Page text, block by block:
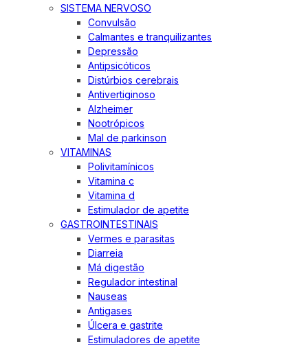
SISTEMA NERVOSO
Convulsão
Calmantes e tranquilizantes
Depressão
Antipsicóticos
Distúrbios cerebrais
Antivertiginoso
Alzheimer
Nootrópicos
Mal de parkinson
VITAMINAS
Polivitamínicos
Vitamina c
Vitamina d
Estimulador de apetite
GASTROINTESTINAIS
Vermes e parasitas
Diarreia
Má digestão
Regulador intestinal
Nauseas
Antigases
Úlcera e gastrite
Estimuladores de apetite